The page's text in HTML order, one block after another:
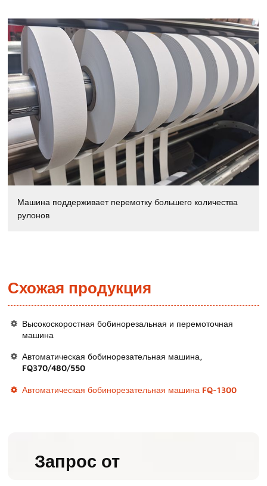
Машина поддерживает перемотку большего количества
рулонов
Схожая продукция
Высокоскоростная бобинорезальная и перемоточная
машина
Автоматическая бобинорезательная машина,
FQ370/480/550
Автоматическая бобинорезательная машина FQ-1300
Запрос от